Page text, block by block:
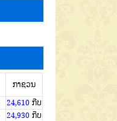
ກາຊວນ
24,610 ກີບ
24,930 ກີບ